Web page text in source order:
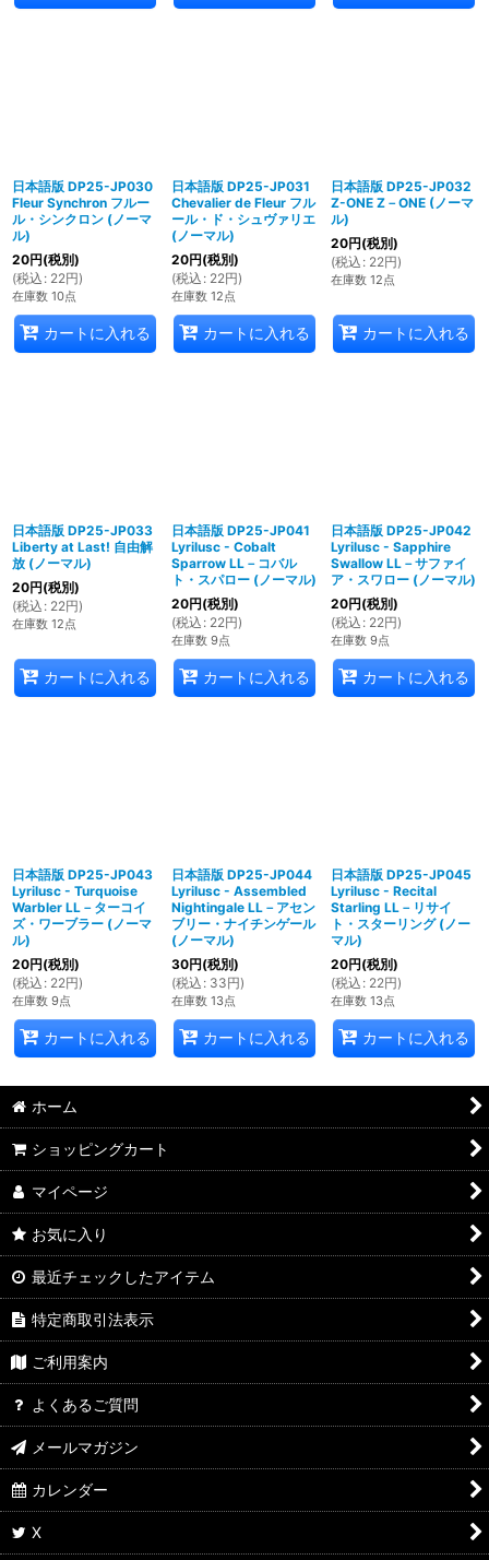
日本語版 DP25-JP030
Fleur Synchron フルー
ル・シンクロン (ノーマ
ル)
20円(税別)
(税込 : 22円)
在庫数 10点
カートに入れる
日本語版 DP25-JP031
Chevalier de Fleur フル
ール・ド・シュヴァリエ
(ノーマル)
20円(税別)
(税込 : 22円)
在庫数 12点
カートに入れる
日本語版 DP25-JP032
Z-ONE Z－ONE (ノーマ
ル)
20円(税別)
(税込 : 22円)
在庫数 12点
カートに入れる
日本語版 DP25-JP033
Liberty at Last! 自由解
放 (ノーマル)
20円(税別)
(税込 : 22円)
在庫数 12点
カートに入れる
日本語版 DP25-JP041
Lyrilusc - Cobalt
Sparrow LL－コバル
ト・スパロー (ノーマル)
20円(税別)
(税込 : 22円)
在庫数 9点
カートに入れる
日本語版 DP25-JP042
Lyrilusc - Sapphire
Swallow LL－サファイ
ア・スワロー (ノーマル)
20円(税別)
(税込 : 22円)
在庫数 9点
カートに入れる
日本語版 DP25-JP043
Lyrilusc - Turquoise
Warbler LL－ターコイ
ズ・ワーブラー (ノーマ
ル)
20円(税別)
(税込 : 22円)
在庫数 9点
カートに入れる
日本語版 DP25-JP044
Lyrilusc - Assembled
Nightingale LL－アセン
ブリー・ナイチンゲール
(ノーマル)
30円(税別)
(税込 : 33円)
在庫数 13点
カートに入れる
日本語版 DP25-JP045
Lyrilusc - Recital
Starling LL－リサイ
ト・スターリング (ノー
マル)
20円(税別)
(税込 : 22円)
在庫数 13点
カートに入れる
ホーム
ショッピングカート
マイページ
お気に入り
最近チェックしたアイテム
特定商取引法表示
ご利用案内
よくあるご質問
メールマガジン
カレンダー
X